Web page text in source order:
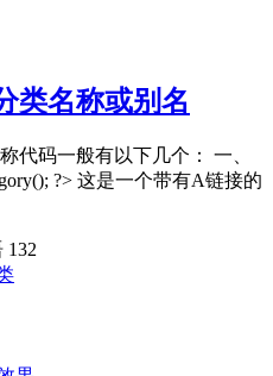
类名称或别名
代码一般有以下几个： 一、
?> 这是一个带有A链接的
132